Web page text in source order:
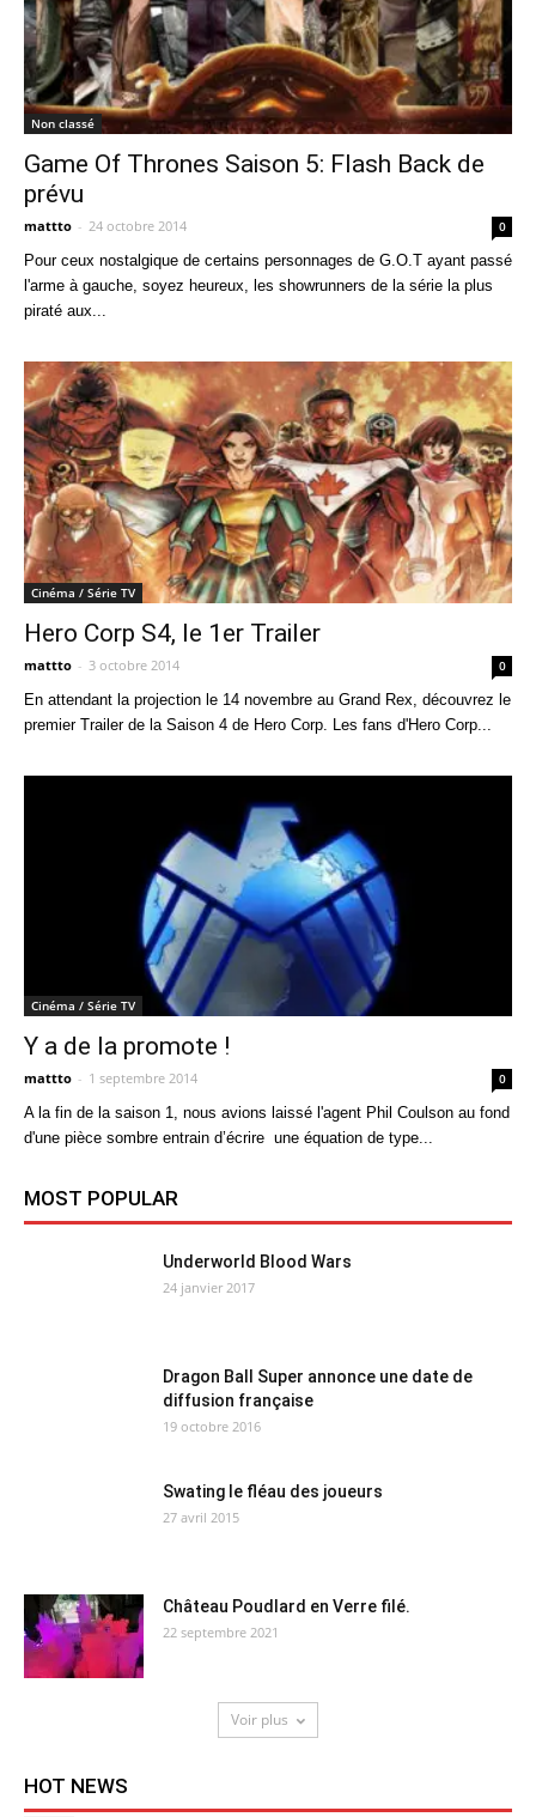
Non classé
Game Of Thrones Saison 5: Flash Back de
prévu
mattto - 24 octobre 2014 0
Pour ceux nostalgique de certains personnages de G.O.T ayant passé
l'arme à gauche, soyez heureux, les showrunners de la série la plus
piraté aux...
Cinéma / Série TV
Hero Corp S4, le 1er Trailer
mattto - 3 octobre 2014 0
En attendant la projection le 14 novembre au Grand Rex, découvrez le
premier Trailer de la Saison 4 de Hero Corp. Les fans d'Hero Corp...
Cinéma / Série TV
Y a de la promote !
mattto - 1 septembre 2014 0
A la fin de la saison 1, nous avions laissé l'agent Phil Coulson au fond
d'une pièce sombre entrain d’écrire une équation de type...
MOST POPULAR
Underworld Blood Wars
24 janvier 2017
Dragon Ball Super annonce une date de
diffusion française
19 octobre 2016
Swating le fléau des joueurs
27 avril 2015
Château Poudlard en Verre filé.
22 septembre 2021
Voir plus
HOT NEWS